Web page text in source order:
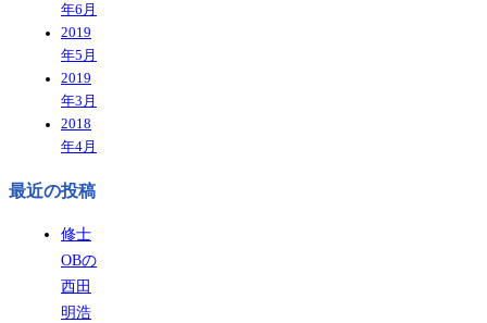
年6月
2019
年5月
2019
年3月
2018
年4月
最近の投稿
修士
OBの
西田
明浩